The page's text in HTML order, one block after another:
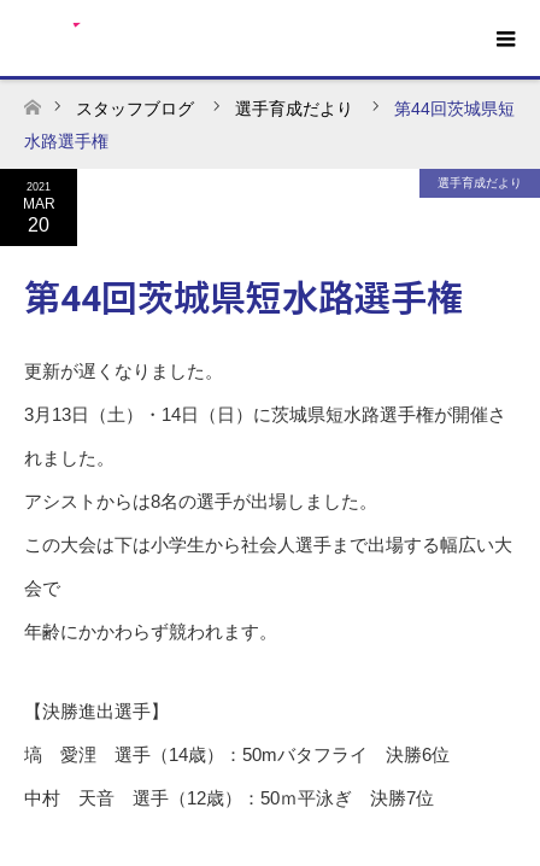
ホーム
スタッフブログ 選手育成だより
第44回茨城県短
水路選手権
2021
MAR
20
選手育成だより
第44回茨城県短水路選手権
更新が遅くなりました。
3月13日（土）・14日（日）に茨城県短水路選手権が開催さ
れました。
アシストからは8名の選手が出場しました。
この大会は下は小学生から社会人選手まで出場する幅広い大
会で
年齢にかかわらず競われます。
【決勝進出選手】
塙 愛浬 選手（14歳）：50mバタフライ 決勝6位
中村 天音 選手（12歳）：50ｍ平泳ぎ 決勝7位